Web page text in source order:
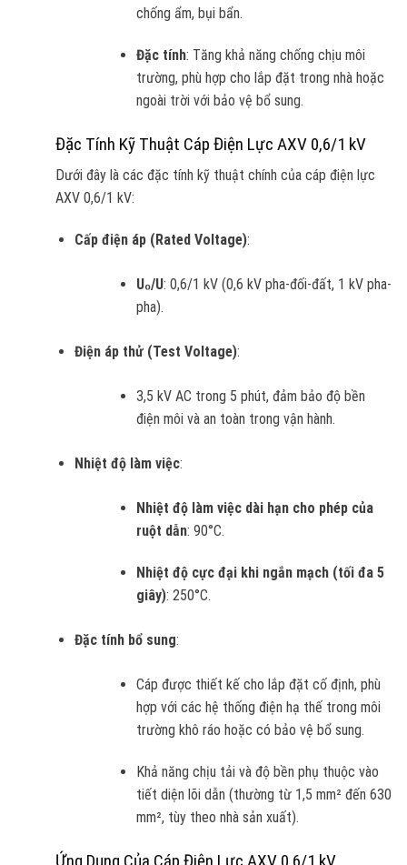
chống ẩm, bụi bẩn.
Đặc tính: Tăng khả năng chống chịu môi
trường, phù hợp cho lắp đặt trong nhà hoặc
ngoài trời với bảo vệ bổ sung.
Đặc Tính Kỹ Thuật Cáp Điện Lực AXV 0,6/1 kV
Dưới đây là các đặc tính kỹ thuật chính của cáp điện lực
AXV 0,6/1 kV:
Cấp điện áp (Rated Voltage):
U₀/U: 0,6/1 kV (0,6 kV pha-đối-đất, 1 kV pha-
pha).
Điện áp thử (Test Voltage):
3,5 kV AC trong 5 phút, đảm bảo độ bền
điện môi và an toàn trong vận hành.
Nhiệt độ làm việc:
Nhiệt độ làm việc dài hạn cho phép của
ruột dẫn: 90°C.
Nhiệt độ cực đại khi ngắn mạch (tối đa 5
giây): 250°C.
Đặc tính bổ sung:
Cáp được thiết kế cho lắp đặt cố định, phù
hợp với các hệ thống điện hạ thế trong môi
trường khô ráo hoặc có bảo vệ bổ sung.
Khả năng chịu tải và độ bền phụ thuộc vào
tiết diện lõi dẫn (thường từ 1,5 mm² đến 630
mm², tùy theo nhà sản xuất).
Ứng Dụng Của Cáp Điện Lực AXV 0,6/1 kV